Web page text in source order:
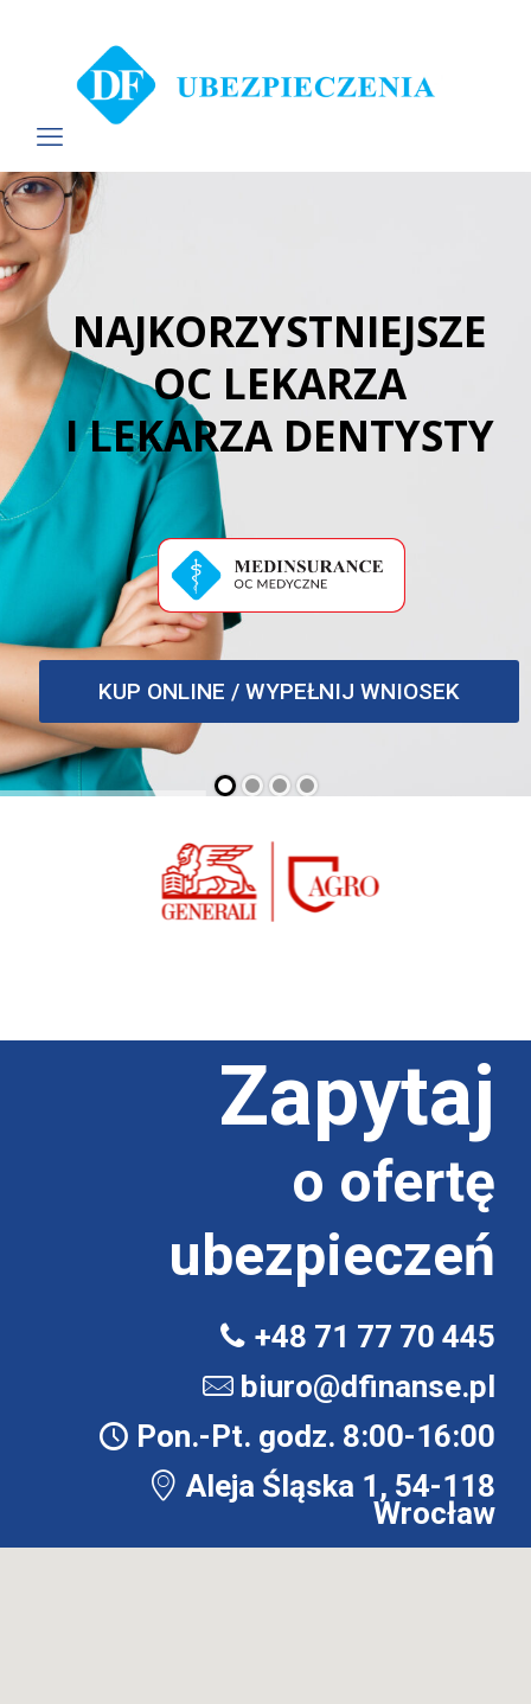
NAJKORZYSTNIEJSZE
OC LEKARZA
I LEKARZA DENTYSTY
KUP ONLINE / WYPEŁNIJ WNIOSEK
Zapytaj
o ofertę
ubezpieczeń
+48 71 77 70 445
biuro@dfinanse.pl
Pon.-Pt. godz. 8:00-16:00
Aleja Śląska 1, 54-118
Wrocław